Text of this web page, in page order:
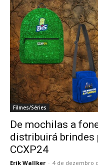
Filmes/Séries
De mochilas a
distribuirá brindes
CCXP24
Erik Wallker - 4 de dezembro